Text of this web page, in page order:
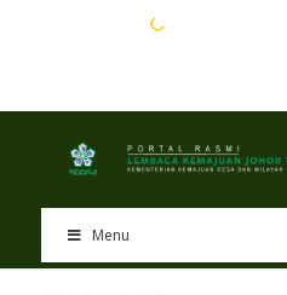
Menu